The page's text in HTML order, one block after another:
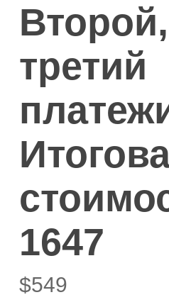
Второй,
третий
1647
$549